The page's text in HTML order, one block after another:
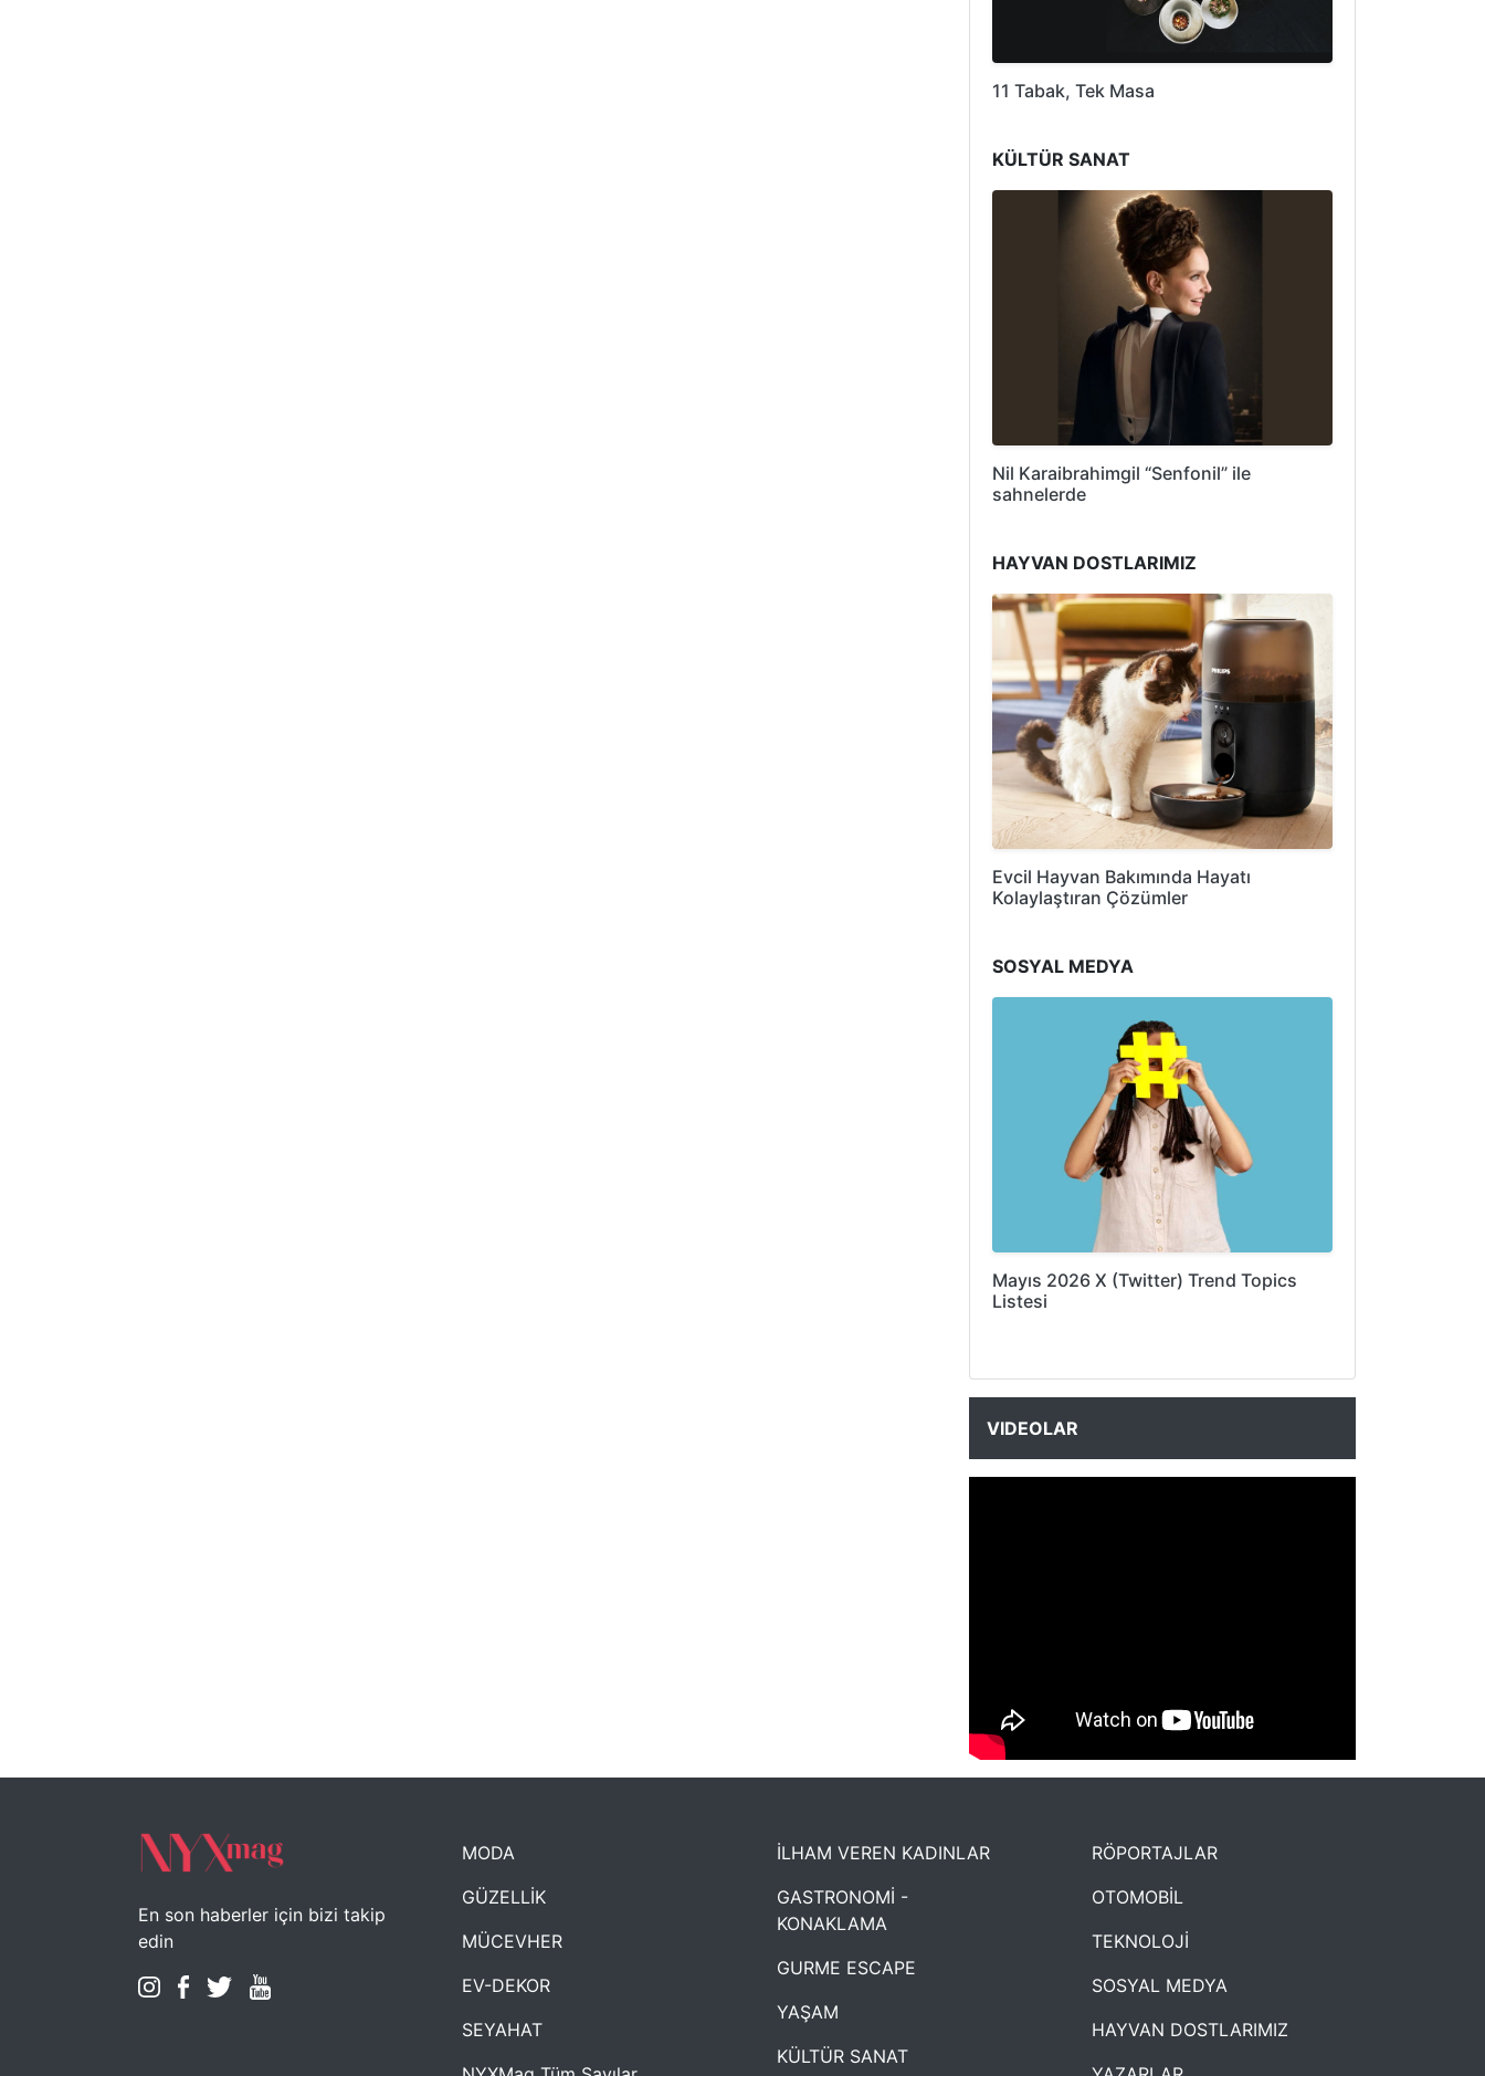
11 Tabak, Tek Masa
KÜLTÜR SANAT
Nil Karaibrahimgil “Senfonil” ile
sahnelerde
HAYVAN DOSTLARIMIZ
Evcil Hayvan Bakımında Hayatı
Kolaylaştıran Çözümler
SOSYAL MEDYA
Mayıs 2026 X (Twitter) Trend Topics
Listesi
VIDEOLAR
NYXmag 2. Yaş Kutlama Etkinliği
En son haberler için bizi takip
edin
MODA
GÜZELLİK
MÜCEVHER
EV-DEKOR
SEYAHAT
İLHAM VEREN KADINLAR
GASTRONOMİ -
KONAKLAMA
GURME ESCAPE
YAŞAM
KÜLTÜR SANAT
RÖPORTAJLAR
OTOMOBİL
TEKNOLOJİ
SOSYAL MEDYA
HAYVAN DOSTLARIMIZ